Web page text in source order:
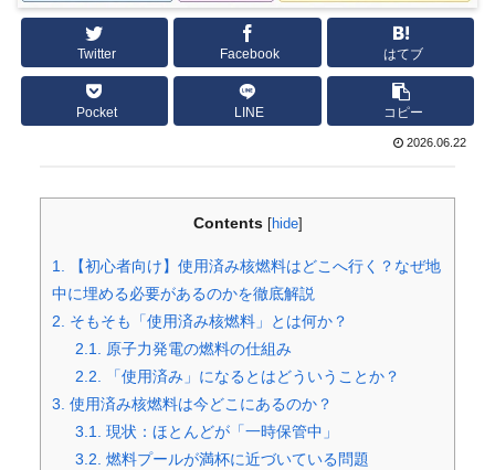
Twitter Facebook はてブ
Pocket LINE コピー
2026.06.22
Contents [hide]
1.
【初心者向け】使用済み核燃料はどこへ行く？なぜ地
中に埋める必要があるのかを徹底解説
2.
そもそも「使用済み核燃料」とは何か？
2.1.
原子力発電の燃料の仕組み
2.2.
「使用済み」になるとはどういうことか？
3. 使用済み核燃料は今どこにあるのか？
3.1.
現状：ほとんどが「一時保管中」
3.2. 燃料プールが満杯に近づいている問題